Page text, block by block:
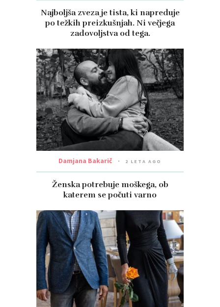
Najboljša zveza je tista, ki napreduje
po težkih preizkušnjah. Ni večjega
zadovoljstva od tega.
Damjana Bakarič 2 LETA AGO
Ženska potrebuje moškega, ob
katerem se počuti varno